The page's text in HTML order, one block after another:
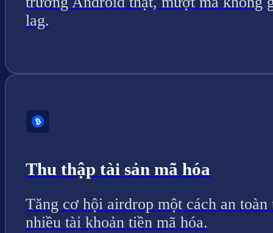
lag.
Thu thập tài sản mã hóa
Tăng cơ hội airdrop một cách an toàn
nhiều tài khoản tiền mã hóa.